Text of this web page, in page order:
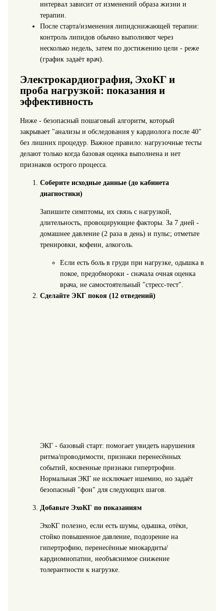
интервал зависит от изменений образа жизни и
терапии.
После старта/изменения липидснижающей терапии:
контроль липидов обычно выполняют через
несколько недель, затем по достижению цели - реже
(график задаёт врач).
Электрокардиография, ЭхоКГ и
проба нагрузкой: показания и
эффективность
Ниже - безопасный пошаговый алгоритм, который
закрывает "анализы и обследования у кардиолога после 40"
без лишних процедур. Важное правило: нагрузочные тесты
делают только когда базовая оценка выполнена и нет
признаков острого процесса.
Соберите исходные данные (до кабинета
диагностики)
Запишите симптомы, их связь с нагрузкой,
длительность, провоцирующие факторы. За 7 дней -
домашнее давление (2 раза в день) и пульс; отметьте
тренировки, кофеин, алкоголь.
Если есть боль в груди при нагрузке, одышка в
покое, предобмороки - сначала очная оценка
врача, не самостоятельный "стресс‑тест".
Сделайте ЭКГ покоя (12 отведений)
ЭКГ - базовый старт: помогает увидеть нарушения
ритма/проводимости, признаки перенесённых
событий, косвенные признаки гипертрофии.
Нормальная ЭКГ не исключает ишемию, но задаёт
безопасный "фон" для следующих шагов.
Добавьте ЭхоКГ по показаниям
ЭхоКГ полезно, если есть шумы, одышка, отёки,
стойко повышенное давление, подозрение на
гипертрофию, перенесённые миокардиты/
кардиомиопатии, необъяснимое снижение
толерантности к нагрузке.